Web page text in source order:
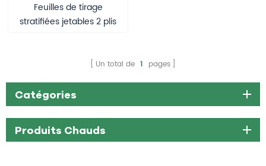
Feuilles de tirage
stratifiées jetables 2 plis
Un total de 1 pages
Catégories
Produits Chauds